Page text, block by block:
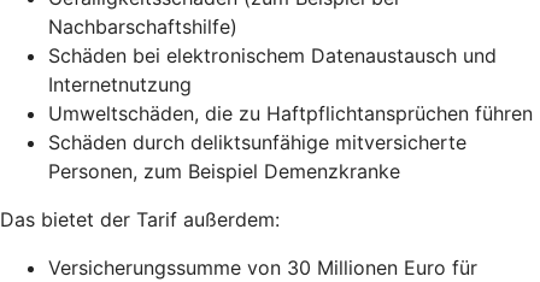
Nachbarschaftshilfe)
Schäden bei elektronischem Datenaustausch und
Internetnutzung
Umweltschäden, die zu Haftpflichtansprüchen führen
Schäden durch deliktsunfähige mitversicherte
Personen, zum Beispiel Demenzkranke
Das bietet der Tarif außerdem:
Versicherungssumme von 30 Millionen Euro für